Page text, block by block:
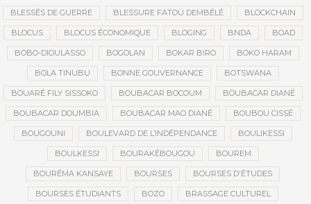
BLESSÉS DE GUERRE BLESSURE FATOU DEMBÉLÉ BLOCKCHAIN
BLOCUS BLOCUS ÉCONOMIQUE BLOGING BNDA BOAD
BOBO-DIOULASSO BOGOLAN BOKAR BIRO BOKO HARAM
BOLA TINUBU BONNE GOUVERNANCE BOTSWANA
BOUARÉ FILY SISSOKO BOUBACAR BOCOUM BOUBACAR DIANÉ
BOUBACAR DOUMBIA BOUBACAR MAO DIANÉ BOUBOU CISSÉ
BOUGOUNI BOULEVARD DE L’INDÉPENDANCE BOULIKESSI
BOULKESSI BOURAKÉBOUGOU BOUREM
BOURÉMA KANSAYE BOURSES BOURSES D'ÉTUDES
BOURSES ÉTUDIANTS BOZO BRASSAGE CULTUREL